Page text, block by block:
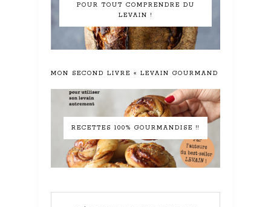
POUR TOUT COMPRENDRE DU
LEVAIN !
MON SECOND LIVRE « LEVAIN GOURMAND »
RECETTES 100% GOURMANDISE !!